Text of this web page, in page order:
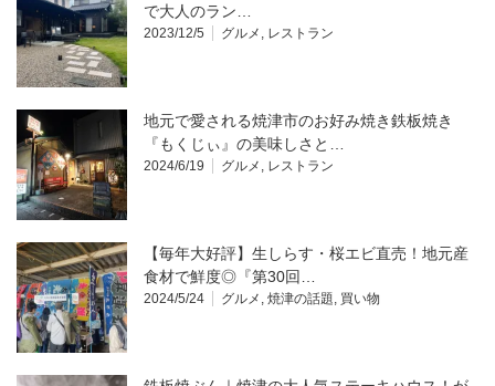
で大人のラン…
2023/12/5 グルメ レストラン
地元で愛される焼津市のお好み焼き鉄板焼き
『もくじぃ』の美味しさと…
2024/6/19 グルメ レストラン
【毎年大好評】生しらす・桜エビ直売！地元産
食材で鮮度◎『第30回…
2024/5/24 グルメ 焼津の話題 買い物